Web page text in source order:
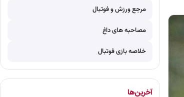
مرجع ورزش و فوتبال
مصاحبه های داغ
خلاصه بازی فوتبال
آخرین‌ها